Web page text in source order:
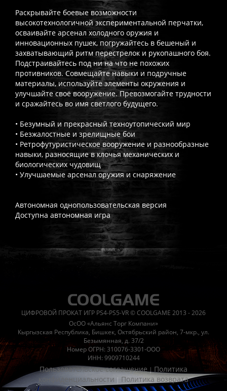
Раскрывайте боевые возможности
высокотехнологичной экспериментальной перчатки,
осваивайте арсенал холодного оружия и
инновационных пушек, погружайтесь в бешеный и
захватывающий ритм перестрелок и рукопашного боя.
Подстраивайтесь под ни на что не похожих
противников. Совмещайте навыки и подручные
материалы, используйте элементы окружения и
улучшайте своё вооружение. Превозмогайте трудности
и сражайтесь во имя светлого будущего.
• Безумный и прекрасный техноутопический мир
• Безжалостные и зрелищные бои
• Ретрофутуристическое вооружение и разнообразные
навыки, разносящие в клочья механических и
биологических чудовищ
• Улучшаемые арсенал оружия и снаряжение
Автономная однопользовательская версия
Доступна автономная игра
Часто спрашивают
Работает ли русский язык? Если локализация игры для
Что если игра не запускается?Свяжитесь с нашей
Есть ли поддержка после покупки?Да, наша поддержка
ЦИФРОВОЙ ПРОКАТ ИГР PS4-PS5-VR © COOLGAME 2013 - 2026
ОсОО «Альянс Торг Компани»
Кыргызская Республика, Бишкек, Октябрьский район, 7-мкр., ул.
Безымянная, д. 37/2
Номер ОГРН: 310076-3301-ООО
ИНН: 9909710244
Пользовательское соглашение| Политика
конфиденциальности | Политика возврата